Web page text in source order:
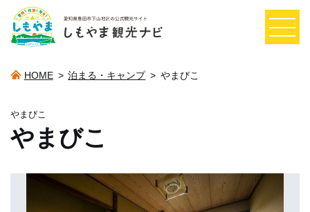
HOME > 泊まる・キャンプ > やまびこ
やまびこ
やまびこ